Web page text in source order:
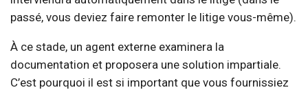
passé, vous deviez faire remonter le litige vous-même).
À ce stade, un agent externe examinera la
documentation et proposera une solution impartiale.
C’est pourquoi il est si important que vous fournissiez